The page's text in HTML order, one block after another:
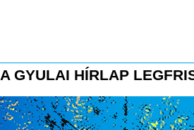
A GYULAI HÍRLAP